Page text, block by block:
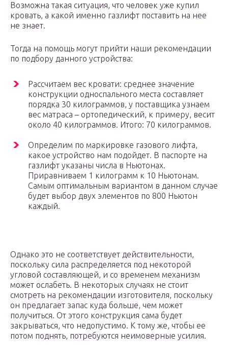
Возможна такая ситуация, что человек уже купил
кровать, а какой именно газлифт поставить на нее
не знает.
Тогда на помощь могут прийти наши рекомендации
по подбору данного устройства:
Рассчитаем вес кровати: среднее значение
конструкции односпального места составляет
порядка 30 килограммов, у поставщика узнаем
вес матраса – ортопедический, к примеру, весит
около 40 килограммов. Итого: 70 килограммов.
Определим по маркировке газового лифта,
какое устройство нам подойдет. В паспорте на
газлифт указаны числа в Ньютонах.
Приравниваем 1 килограмм к 10 Ньютонам.
Самым оптимальным вариантом в данном случае
будет выбор двух элементов по 800 Ньютон
каждый.
Однако это не соответствует действительности,
поскольку сила распределяется под некоторой
угловой составляющей, и со временем механизм
может ослабеть. В некоторых случаях не стоит
смотреть на рекомендации изготовителя, поскольку
он предлагает запас куда больше, чем может
получиться. От этого конструкция сама будет
закрываться, что недопустимо. К тому же, чтобы ее
потом поднять, потребуются неимоверные усилия.